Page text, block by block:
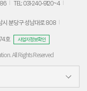
TEL: 031-240-9120~4
시 분당구 성남대로 808
호
사업자정보확인
All Rights Reserved